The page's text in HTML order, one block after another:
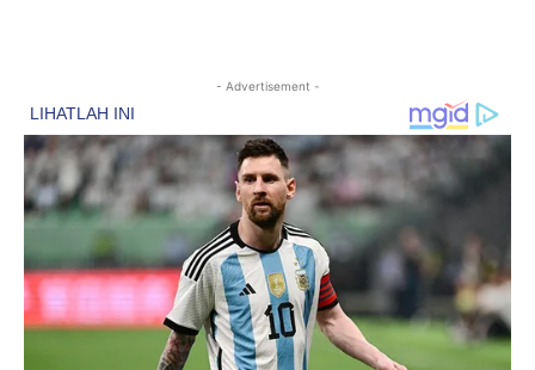
- Advertisement -